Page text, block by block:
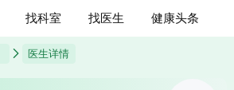
找科室 找医生 健康头条
医生详情